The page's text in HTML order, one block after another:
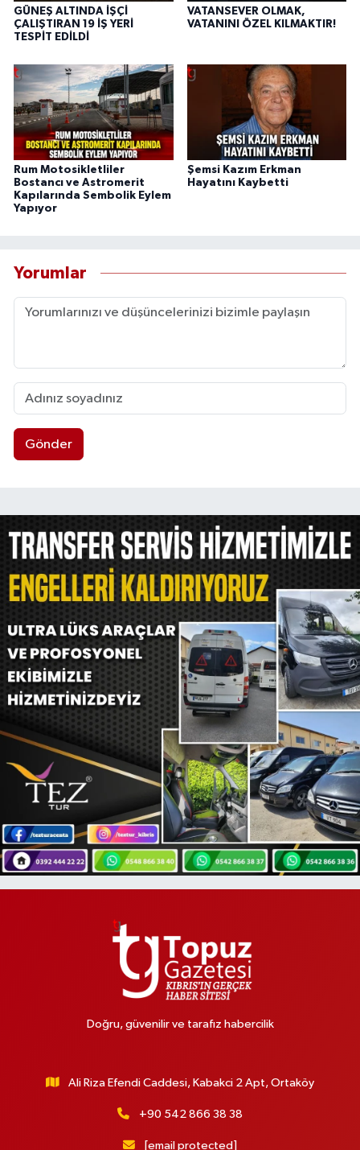
GÜNEŞ ALTINDA İŞÇİ
ÇALIŞTIRAN 19 İŞ YERİ
TESPİT EDİLDİ
VATANSEVER OLMAK,
VATANINI ÖZEL KILMAKTIR!
Rum Motosikletliler
Bostancı ve Astromerit
Kapılarında Sembolik Eylem
Yapıyor
Şemsi Kazım Erkman
Hayatını Kaybetti
Yorumlar
Gönder
Doğru, güvenilir ve tarafız habercilik
Ali Riza Efendi Caddesi, Kabakci 2 Apt, Ortaköy
+90 542 866 38 38
[email protected]